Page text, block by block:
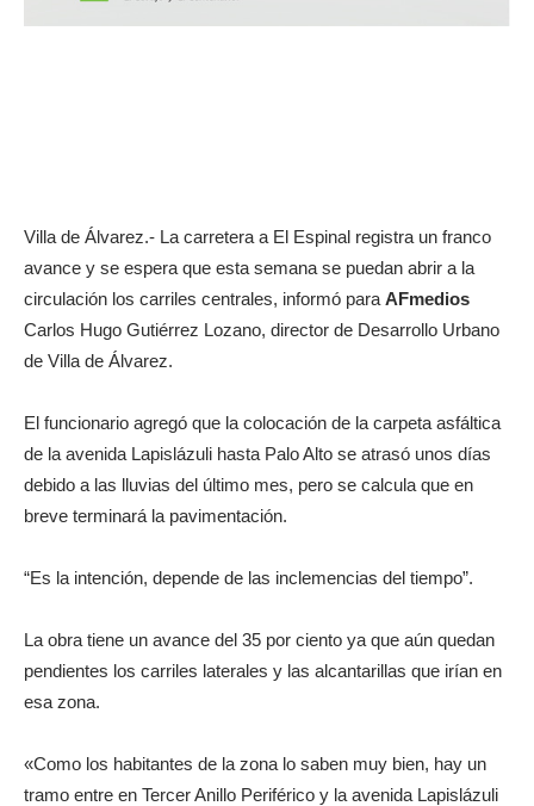
Villa de Álvarez.- La carretera a El Espinal registra un franco
avance y se espera que esta semana se puedan abrir a la
circulación los carriles centrales, informó para AFmedios
Carlos Hugo Gutiérrez Lozano, director de Desarrollo Urbano
de Villa de Álvarez.
El funcionario agregó que la colocación de la carpeta asfáltica
de la avenida Lapislázuli hasta Palo Alto se atrasó unos días
debido a las lluvias del último mes, pero se calcula que en
breve terminará la pavimentación.
“Es la intención, depende de las inclemencias del tiempo”.
La obra tiene un avance del 35 por ciento ya que aún quedan
pendientes los carriles laterales y las alcantarillas que irían en
esa zona.
«Como los habitantes de la zona lo saben muy bien, hay un
tramo entre en Tercer Anillo Periférico y la avenida Lapislázuli